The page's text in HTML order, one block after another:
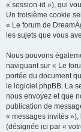
« session-id »), qui
Un troisième cookie
« Le forum de
les sujets que vous
Nous pouvons
naviguant sur « Le
portée du document
le logiciel phpBB. La
nous envoyez et que
publication de
« messages invités »),
(désignée ici par «